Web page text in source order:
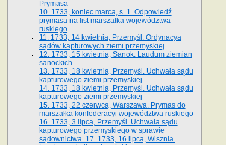
Prymasa
10. 1733, koniec marca, s. 1. Odpowiedź
prymasa na list marszałka województwa
ruskiego
11. 1733, 14 kwietnia, Przemyśl. Ordynacya
sądów kapturowych ziemi przemyskiej
12. 1733, 15 kwietnia, Sanok. Laudum ziemian
sanockich
13. 1733, 18 kwietnia, Przemyśl. Uchwała sądu
kapturowego ziemi przemyskiej
14. 1733, 18 kwietnia, Przemyśl. Uchwała sądu
kapturowego ziemi przemyskiej
15. 1733, 22 czerwca, Warszawa. Prymas do
marszałka konfederacyi województwa ruskiego
16. 1733, 3 lipca, Przemyśl. Uchwała sądu
kapturowego przemyskiego w sprawie
sądownictwa. 17. 1733, 16 lipca, Wisznia.